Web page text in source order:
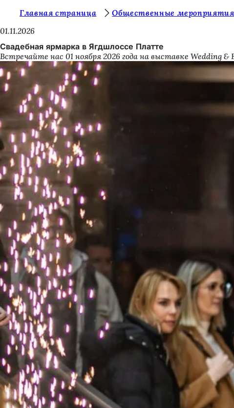
Перейти к содержимому
ы
з
д
е
с
:
Главная страница Общественные мероприятия
01.11.2026
Свадебная ярмарка в Ягдшлоссе Платте
Встречайте нас 01 ноября 2026 года на выставке